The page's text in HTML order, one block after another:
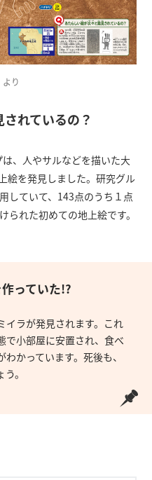
り
れているの？
、人やサルなどを描いた大
絵を発見しました。研究グル
していて、143点のうち１点
られた初めての地上絵です。
っていた!?
イラが発見されます。これ
で小部屋に安置され、食べ
かっています。死後も、
。